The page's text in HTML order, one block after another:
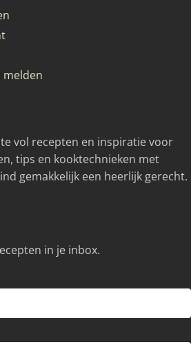
vol recepten en inspiratie voor
tips en kooktechnieken met
gemakkelijk een heerlijk gerecht.
in je inbox.